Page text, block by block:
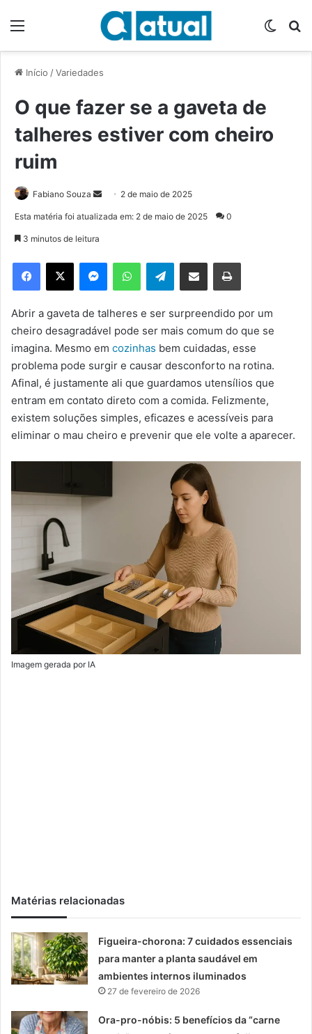
Início /Variedades
O que fazer se a gaveta de
talheres estiver com cheiro
ruim
Fabiano Souza
e
m
e
-
m
a
2 de maio de 2025
Esta matéria foi atualizada em: 2 de maio de 2025 0
3 minutos de leitura
Telegram
Abrir a gaveta de talheres e ser surpreendido por um
cheiro desagradável pode ser mais comum do que se
imagina. Mesmo em cozinhas bem cuidadas, esse
problema pode surgir e causar desconforto na rotina.
Afinal, é justamente ali que guardamos utensílios que
entram em contato direto com a comida. Felizmente,
existem soluções simples, eficazes e acessíveis para
eliminar o mau cheiro e prevenir que ele volte a aparecer.
Imagem gerada por IA
Matérias relacionadas
Figueira-chorona: 7 cuidados essenciais
para manter a planta saudável em
ambientes internos iluminados
27 de fevereiro de 2026
Ora-pro-nóbis: 5 benefícios da “carne